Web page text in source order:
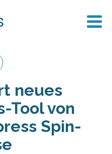
neues
Tool von
Spin-